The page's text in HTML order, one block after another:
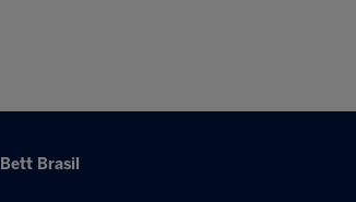
Bett Brasil